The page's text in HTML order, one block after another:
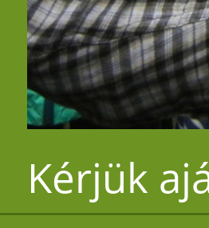
Kérjük